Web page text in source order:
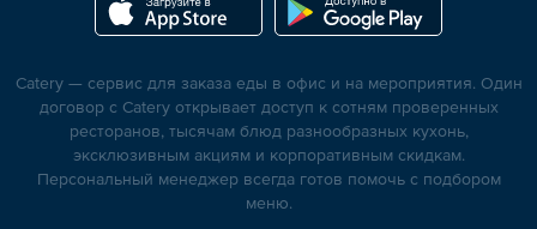
Catery — сервис для заказа еды в офис и на мероприятия. Один
договор с Catery открывает доступ к сотням проверенных
ресторанов, тысячам блюд разнообразных кухонь,
эксклюзивным акциям и корпоративным скидкам.
Персональный менеджер всегда готов помочь с подбором
меню.